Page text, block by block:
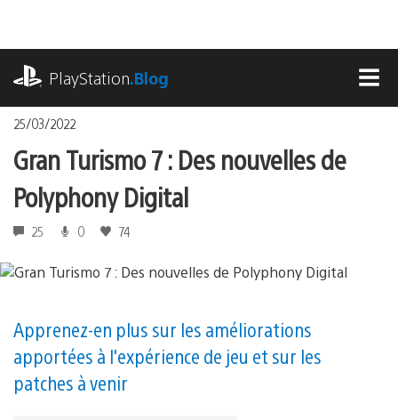
contenu
PlayStation.Blog
25/03/2022
Gran Turismo 7 : Des nouvelles de
Polyphony Digital
25 0 74
Apprenez-en plus sur les améliorations
apportées à l'expérience de jeu et sur les
patches à venir